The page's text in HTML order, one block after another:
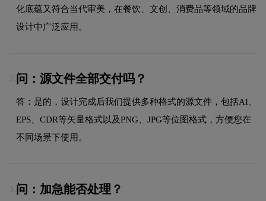
化底蕴又符合当代审美，在餐饮、文创、消费品等领域的品牌
设计中广泛应用。
2. 问：源文件全部交付吗？
答：是的，设计完成后我们提供多种格式的源文件，包括AI、
EPS、CDR等矢量格式以及PNG、JPG等位图格式，方便您在
不同场景下使用。
3. 问：加急能否处理？